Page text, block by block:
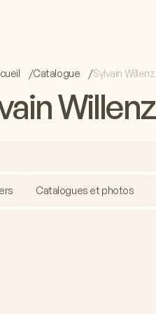
Catalogue Sylvain Willenz
Willenz
Catalogues et photos